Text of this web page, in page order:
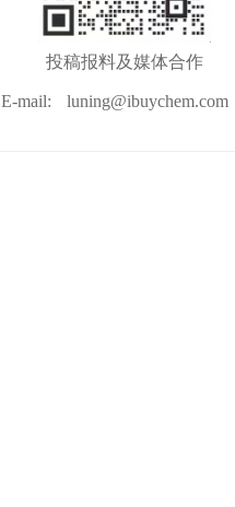
投稿报料及媒体合作
E-mail: luning@ibuychem.com